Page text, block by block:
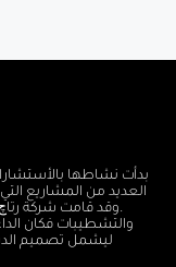
العديد من المشاريع
والتشطيبات فكان
ليشمل تصميم